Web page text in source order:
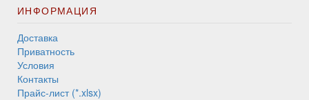
ИНФОРМАЦИЯ
Доставка
Приватность
Условия
Контакты
Прайс-лист (*.xlsx)